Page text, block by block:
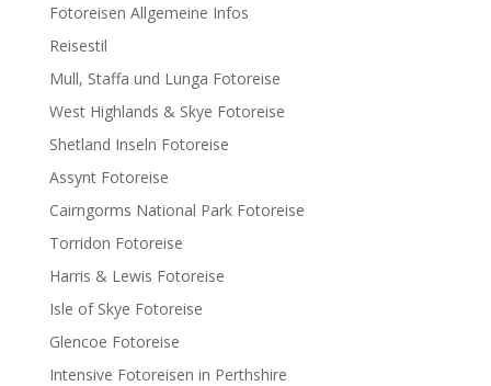
Fotoreisen Allgemeine Infos
Reisestil
Mull, Staffa und Lunga Fotoreise
West Highlands & Skye Fotoreise
Shetland Inseln Fotoreise
Assynt Fotoreise
Cairngorms National Park Fotoreise
Torridon Fotoreise
Harris & Lewis Fotoreise
Isle of Skye Fotoreise
Glencoe Fotoreise
Intensive Fotoreisen in Perthshire